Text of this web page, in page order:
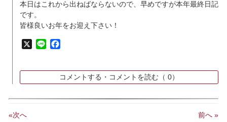
本日はこれから出ねばならないので、早めですが本年最終日記
です。
皆様良いお年をお迎え下さい！
X Line
コメントする・コメントを読む（ 0）
«次へ 前へ »